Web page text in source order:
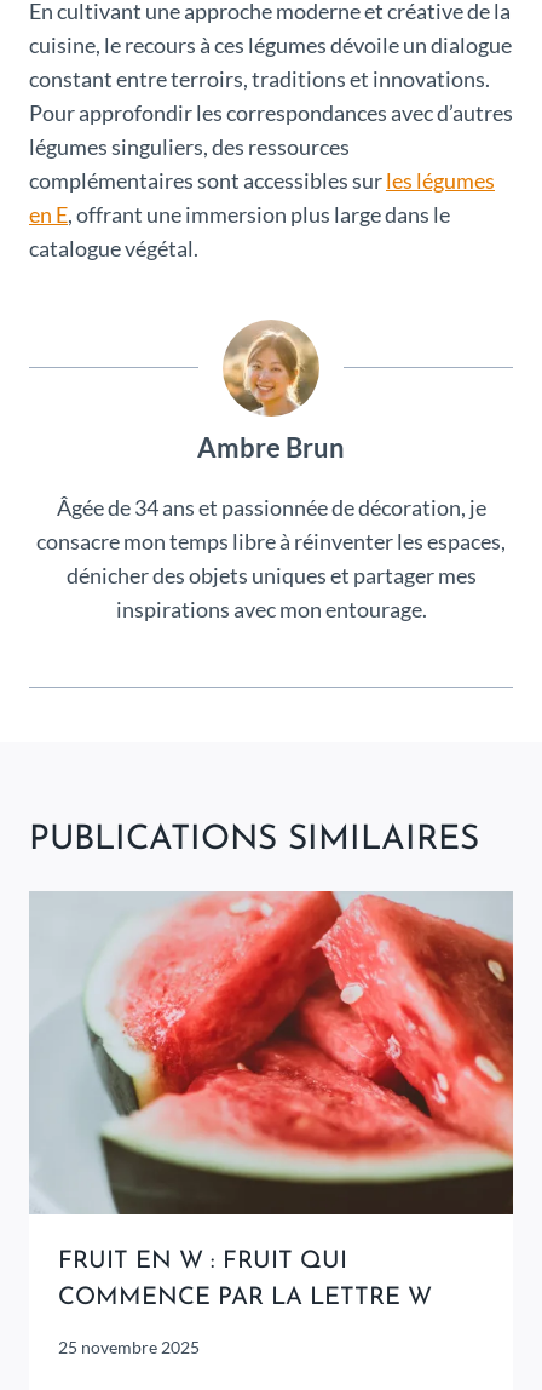
En cultivant une approche moderne et créative de la
cuisine, le recours à ces légumes dévoile un dialogue
constant entre terroirs, traditions et innovations.
Pour approfondir les correspondances avec d’autres
légumes singuliers, des ressources
complémentaires sont accessibles surles légumes
en E, offrant une immersion plus large dans le
catalogue végétal.
Ambre Brun
Âgée de 34 ans et passionnée de décoration, je
consacre mon temps libre à réinventer les espaces,
dénicher des objets uniques et partager mes
inspirations avec mon entourage.
PUBLICATIONS SIMILAIRES
FRUIT EN W : FRUIT QUI
COMMENCE PAR LA LETTRE W
25 novembre 2025